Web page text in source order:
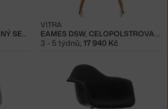
EAMES DSW, POLSTROVANÝ SEDÁK EAMES DSW, CELOPOLSTROVANÁ
VITRA
3 - 5 týdnů, 17 940 Kč